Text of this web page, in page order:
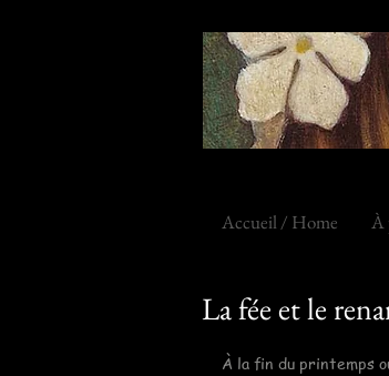
Accueil / Home À
La fée et le
À la fin du printemps